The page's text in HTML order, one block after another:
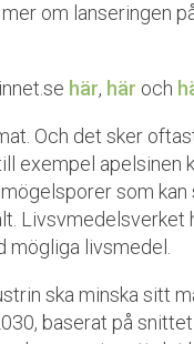
om lanseringen
här, här och
Och det sker
exempel apelsinen
som
Livsvmedelsverket
mögliga livsmedel.
ska minska sitt
baserat på